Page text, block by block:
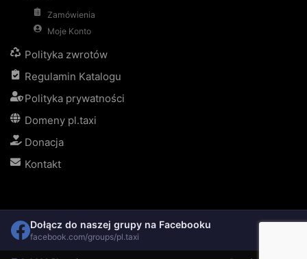
Zamówienia
Moje Konto
Polityka zwrotów
Regulamin Katalogu
Polityka prywatności
Domeny pl.taxi
Donacja
Kontakt
Dołącz do naszej grupy na Facebooku
facebook.com/groups/pl.taxi